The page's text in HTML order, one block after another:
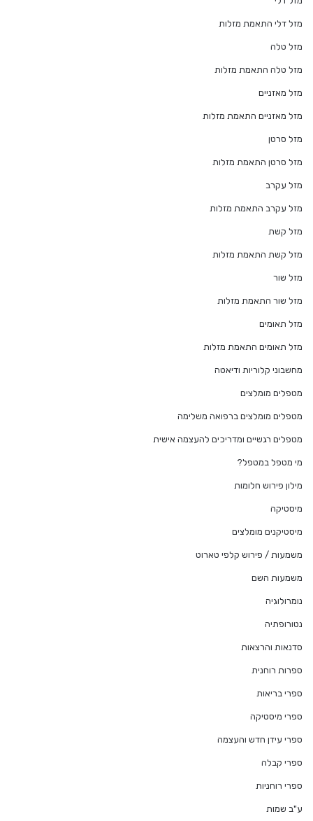
מזל דלי התאמת מזלות
מזל טלה
מזל טלה התאמת מזלות
מזל מאזניים
מזל מאזניים התאמת מזלות
מזל סרטן
מזל סרטן התאמת מזלות
מזל עקרב
מזל עקרב התאמת מזלות
מזל קשת
מזל קשת התאמת מזלות
מזל שור
מזל שור התאמת מזלות
מזל תאומים
מזל תאומים התאמת מזלות
מחשבוני קלוריות ודיאטה
מטפלים מומלצים
מטפלים מומלצים ברפואה משלימה
מטפלים רגשיים ומדריכים להעצמה אישית
מי מטפל במטפל?
מילון פירוש חלומות
מיסטיקה
מיסטיקנים מומלצים
משמעות / פירוש קלפי טארוט
משמעות השם
נומרולוגיה
נטורופתיה
סדנאות והרצאות
ספרות רוחנית
ספרי בריאות
ספרי מיסטיקה
ספרי עידן חדש והעצמה
ספרי קבלה
ספרי רוחניות
ע"ב שמות